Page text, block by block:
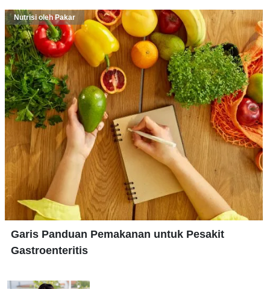
Nutrisi oleh Pakar
Garis Panduan Pemakanan untuk Pesakit
Gastroenteritis